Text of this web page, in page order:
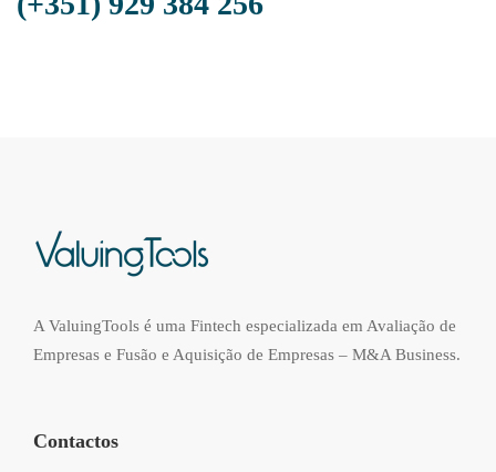
A ValuingTools é uma Fintech especializada em Avaliação de
Empresas e Fusão e Aquisição de Empresas – M&A Business.
Contactos